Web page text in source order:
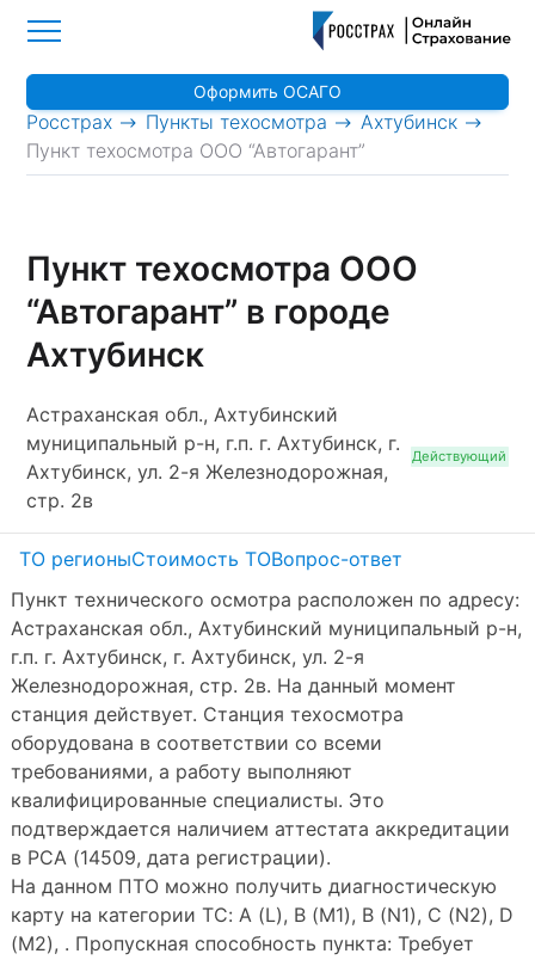
Росстрах > Пункты техосмотра > Ахтубинск >
Пункт техосмотра ООО “Автогарант”
Оформить ОСАГО
Пункт техосмотра ООО
“Автогарант” в городе
Ахтубинск
Астраханская обл., Ахтубинский
муниципальный р-н, г.п. г. Ахтубинск, г.
Ахтубинск, ул. 2-я Железнодорожная,
стр. 2в
Действующий
ТО регионыСтоимость ТОВопрос-ответ
Пункт технического осмотра расположен по адресу:
Астраханская обл., Ахтубинский муниципальный р-н,
г.п. г. Ахтубинск, г. Ахтубинск, ул. 2-я
Железнодорожная, стр. 2в. На данный момент
станция действует. Станция техосмотра
оборудована в соответствии со всеми
требованиями, а работу выполняют
квалифицированные специалисты. Это
подтверждается наличием аттестата аккредитации
в РСА (14509, дата регистрации).
На данном ПТО можно получить диагностическую
карту на категории ТС: A (L), B (M1), B (N1), C (N2), D
(M2), . Пропускная способность пункта: Требует